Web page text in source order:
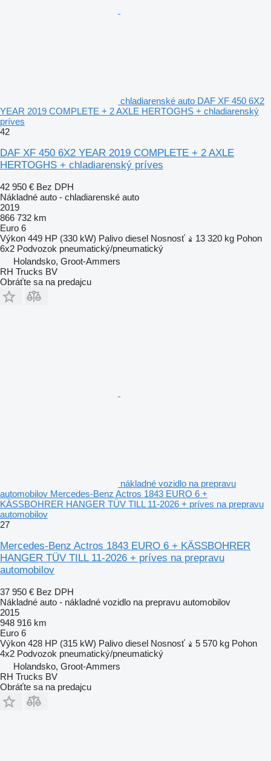
chladiarenské auto DAF XF 450 6X2
YEAR 2019 COMPLETE + 2 AXLE HERTOGHS + chladiarenský
príves
42
DAF XF 450 6X2 YEAR 2019 COMPLETE + 2 AXLE
HERTOGHS + chladiarenský príves
42 950 € Bez DPH
Nákladné auto - chladiarenské auto
2019
866 732 km
Euro 6
Výkon 449 HP (330 kW) Palivo diesel Nosnosť 13 320 kg Pohon
6x2 Podvozok pneumatický/pneumatický
Holandsko, Groot-Ammers
RH Trucks BV
Obráťte sa na predajcu
nákladné vozidlo na prepravu
automobilov Mercedes-Benz Actros 1843 EURO 6 +
KÄSSBOHRER HANGER TÜV TILL 11-2026 + príves na prepravu
automobilov
27
Mercedes-Benz Actros 1843 EURO 6 + KÄSSBOHRER
HANGER TÜV TILL 11-2026 + príves na prepravu
automobilov
37 950 € Bez DPH
Nákladné auto - nákladné vozidlo na prepravu automobilov
2015
948 916 km
Euro 6
Výkon 428 HP (315 kW) Palivo diesel Nosnosť 5 570 kg Pohon
4x2 Podvozok pneumatický/pneumatický
Holandsko, Groot-Ammers
RH Trucks BV
Obráťte sa na predajcu